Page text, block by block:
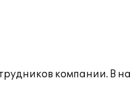
компании. В